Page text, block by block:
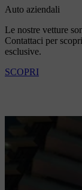
Auto aziendali
Le nostre vetture
Contattaci per
esclusive.
SCOPRI